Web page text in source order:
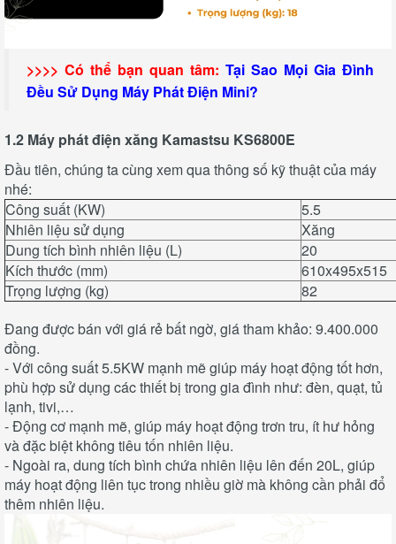
>>>> Có thể bạn quan tâm: Tại Sao Mọi Gia Đình
Đều Sử Dụng Máy Phát Điện Mini?
1.2 Máy phát điện xăng Kamastsu KS6800E
Đầu tiên, chúng ta cùng xem qua thông số kỹ thuật của máy
nhé:
Công suất (KW)
5.5
Nhiên liệu sử dụng
Xăng
Dung tích bình nhiên liệu (L)
20
Kích thước (mm)
610x495x515
Trọng lượng (kg)
82
Đang được bán với giá rẻ bất ngờ, giá tham khảo: 9.400.000
đồng.
- Với công suất 5.5KW mạnh mẽ giúp máy hoạt động tốt hơn,
phù hợp sử dụng các thiết bị trong gia đình như: đèn, quạt, tủ
lạnh, tivi,…
- Động cơ mạnh mẽ, giúp máy hoạt động trơn tru, ít hư hỏng
và đặc biệt không tiêu tốn nhiên liệu.
- Ngoài ra, dung tích bình chứa nhiên liệu lên đến 20L, giúp
máy hoạt động liên tục trong nhiều giờ mà không cần phải đổ
thêm nhiên liệu.